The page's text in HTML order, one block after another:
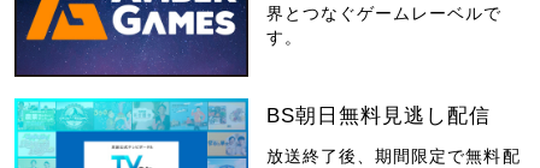
界とつなぐゲームレーベルで
す。
BS朝日無料見逃し配信
放送終了後、期間限定で無料配